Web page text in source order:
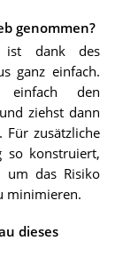
genommen?
ist dank des
ganz einfach.
den
ziehst dann
zusätzliche
so konstruiert,
um das Risiko
minimieren.
dieses